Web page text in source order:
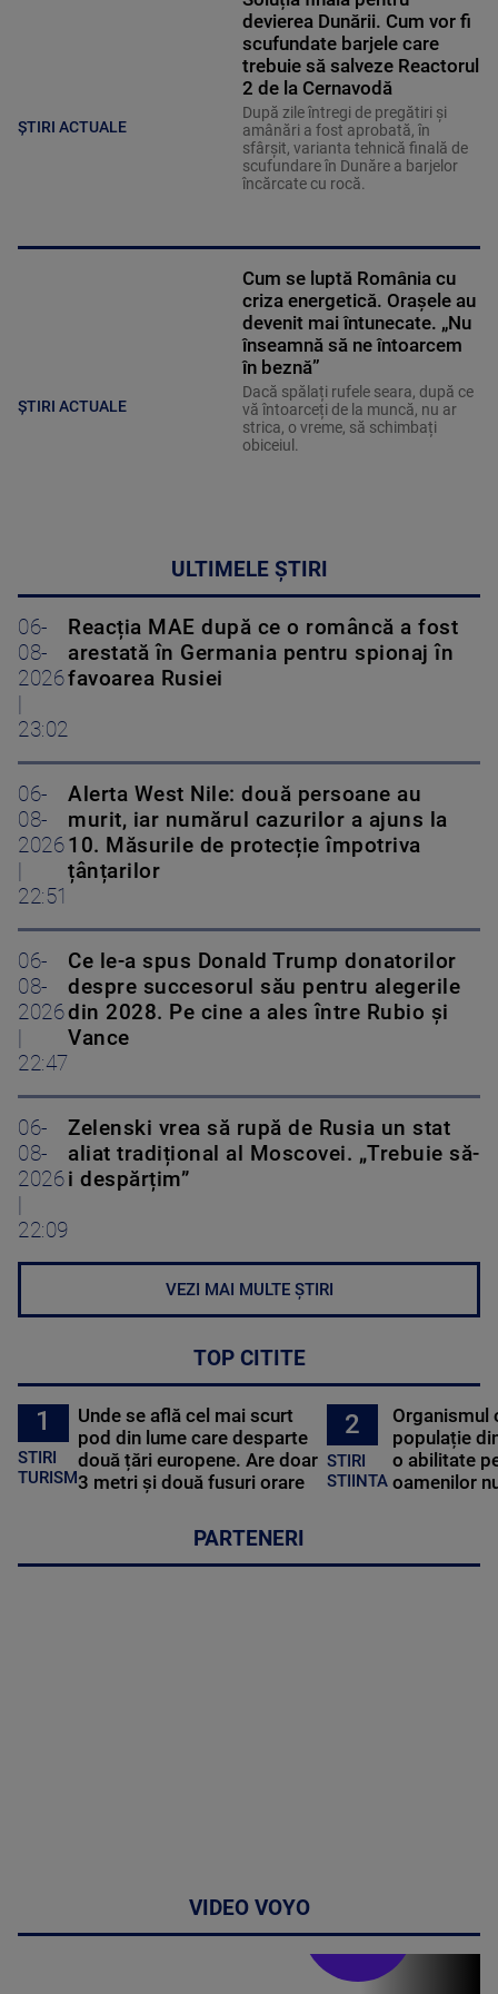
ȘTIRI ACTUALE
devierea Dunării. Cum vor fi
scufundate barjele care
trebuie să salveze Reactorul
2 de la Cernavodă
După zile întregi de pregătiri și
amânări a fost aprobată, în
sfârșit, varianta tehnică finală de
scufundare în Dunăre a barjelor
încărcate cu rocă.
ȘTIRI ACTUALE
Cum se luptă România cu
criza energetică. Orașele au
devenit mai întunecate. „Nu
înseamnă să ne întoarcem
în beznă”
Dacă spălați rufele seara, după ce
vă întoarceți de la muncă, nu ar
strica, o vreme, să schimbați
obiceiul.
ULTIMELE ȘTIRI
06-
08-
2026
23:02
Reacția MAE după ce o româncă a fost
arestată în Germania pentru spionaj în
favoarea Rusiei
06-
08-
2026
22:51
Alerta West Nile: două persoane au
murit, iar numărul cazurilor a ajuns la
10. Măsurile de protecție împotriva
țânțarilor
06-
08-
2026
22:47
Ce le-a spus Donald Trump donatorilor
despre succesorul său pentru alegerile
din 2028. Pe cine a ales între Rubio și
Vance
06-
08-
2026
22:09
Zelenski vrea să rupă de Rusia un stat
aliat tradițional al Moscovei. „Trebuie să-
i despărțim”
VEZI MAI MULTE ȘTIRI
TOP CITITE
1
STIRI
TURISM
Unde se află cel mai scurt
pod din lume care desparte
două țări europene. Are doar
3 metri și două fusuri orare
2
STIRI
STIINTA
Organismul
populație
o abilitate
oamenilor
PARTENERI
VIDEO VOYO